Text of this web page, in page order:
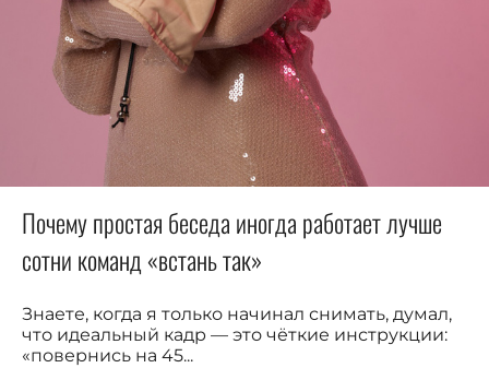
Почему простая беседа иногда работает лучше
сотни команд «встань так»
Знаете, когда я только начинал снимать, думал,
что идеальный кадр — это чёткие инструкции:
«повернись на 45...